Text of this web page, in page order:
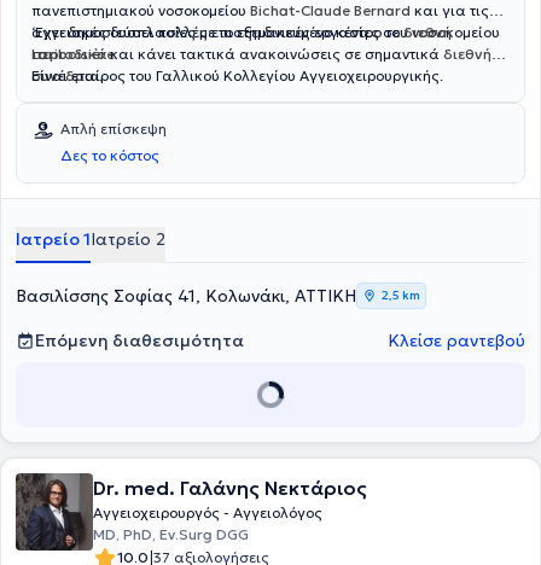
πανεπιστημιακού νοσοκομείου Bichat-Claude Bernard και για τις
αγγειακές δυσπλασίες με το εξειδικευμένο κέντρο του νοσοκομείου
Lariboisière.
‘Εχει δημοσιεύσει πολλές επιστημονικές εργασίες σεδιεθνή
περιοδικάκαι κάνει τακτικά ανακοινώσεις σε σημαντικά διεθνή
συνέδρια.
Είναι εταίρος του Γαλλικού Κολλεγίου Αγγειοχειρουργικής.
Απλή επίσκεψη
Δες το κόστος
Ιατρείο 1Ιατρείο 2
Βασιλίσσης Σοφίας 41, Κολωνάκι, ΑΤΤΙΚΗ 2,5 km
Επόμενη διαθεσιμότητα Κλείσε ραντεβού
Dr. med. Γαλάνης Νεκτάριος
Αγγειοχειρουργός - Αγγειολόγος
MD, PhD, Ev.Surg DGG
10.0|37 αξιολογήσεις